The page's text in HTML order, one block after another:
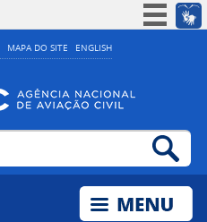
MAPA DO SITE ENGLISH
Simplifique!
Acesso à informação
Legislação